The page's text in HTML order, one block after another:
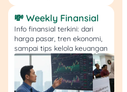
Ingat, semua fotokopi surat
wajib bermaterai dan di
nazegelen oleh kantor pos
dengan format A-4, ya.
Baca Juga:
💸 Weekly Finansial
Info finansial terkini: dari
harga pasar, tren ekonomi,
sampai tips kelola keuangan